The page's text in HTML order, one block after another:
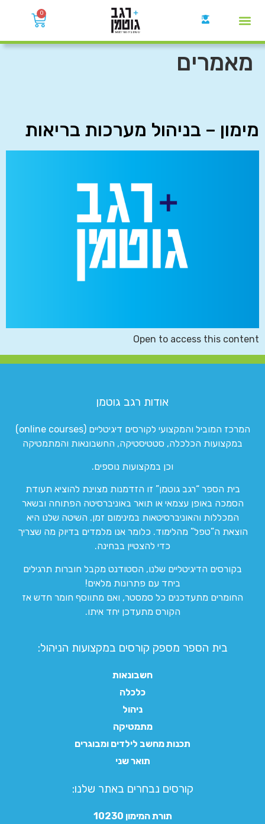
0
מאמרים
מימון – בניהול מערכות בריאות
Open to access this content
אודות רגב גוטמן
המרכז המוביל והמקצועי לקורסים דיגיטליים (online courses)
במקצועות הכלכלה, סטטיסטיקה, החשבונאות והמתמטיקה
וכן במקצועות נוספים.
בית הספר “רגב גוטמן” זו הזדמנות מצוינת להוציא תעודת
הסמכה באופן עצמאי או תואר באוניברסיטה הפתוחה ובשאר
המכללות והאוניברסיטאות במינימום זמן. השיטה שלנו היא
הוצאת ה”טפל” מהלימוד. כלומר אנו מלמדים בדיוק מה שצריך
כדי להצטיין בבחינה.
בקורסים הדיגיטליים שלנו, הסטודנט מקבל חוברות תרגילים
ביחד עם פתרונות מלאים!
החומרים מתעדכנים כל סמסטר, ואם מתווסף חומר חדש אז
הקורס מתעדכן יחד איתו.
בית הספר מספק קורסים במקצועות הניהול:
חשבונאות
כלכלה
ניהול
מתמטיקה
תכנות מחשב לילדים ומבוגרים
תואר שני
קורסים נבחרים באתר שלנו:​
תורת המימון 10230